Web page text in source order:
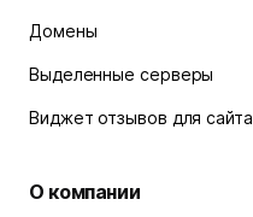
Домены
Выделенные серверы
Виджет отзывов для сайта
О компании